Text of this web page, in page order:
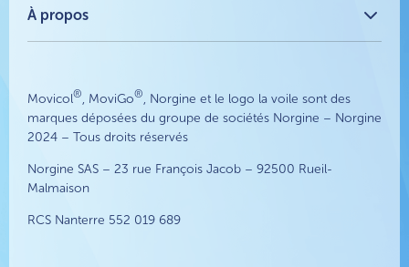
Constipation en voyage
complet
À propos
FAQs
Movicol®, MoviGo®, Norgine et le logo la voile sont des
marques déposées du groupe de sociétés Norgine – Norgine
2024 – Tous droits réservés
Norgine SAS – 23 rue François Jacob – 92500 Rueil-
Malmaison
RCS Nanterre 552 019 689